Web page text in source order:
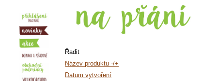
Řadit
Název produktu -/+
Datum vytvoření